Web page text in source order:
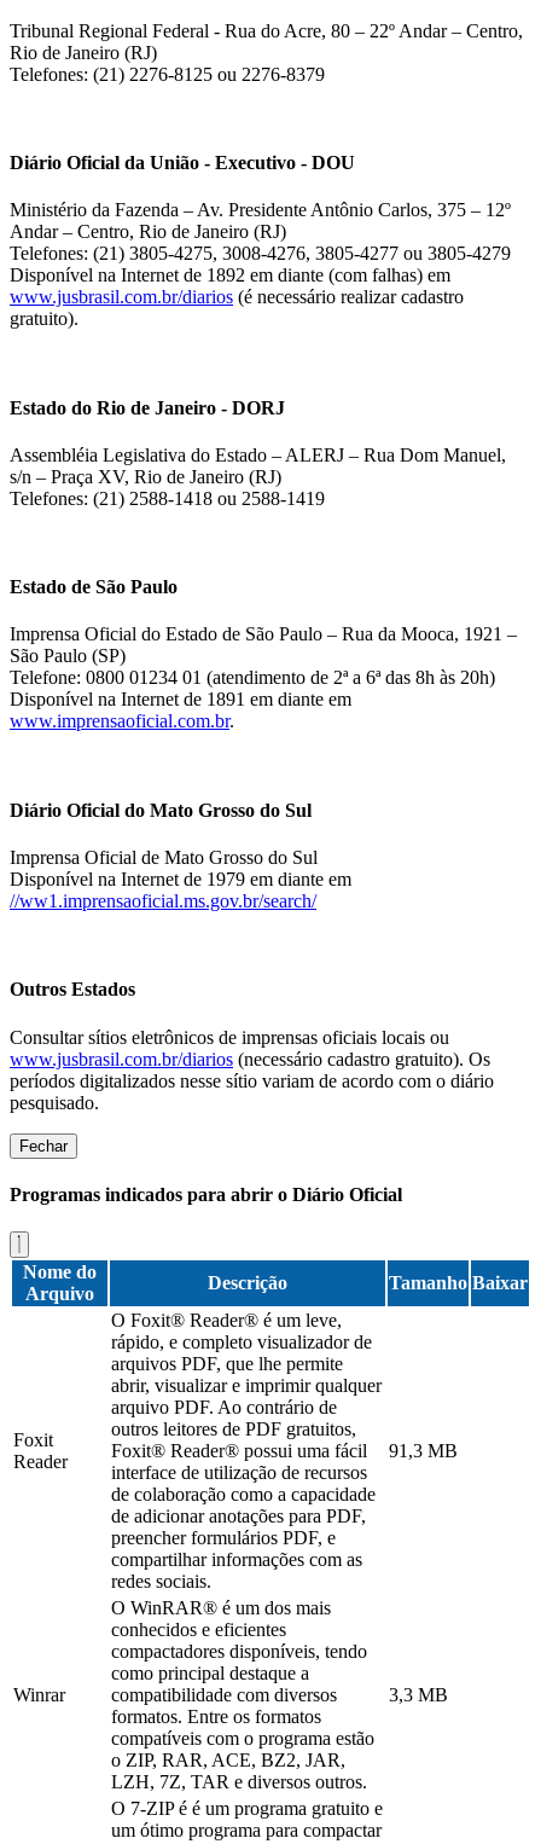
Tribunal Regional Federal - Rua do Acre, 80 – 22º Andar – Centro,
Rio de Janeiro (RJ)
Telefones: (21) 2276-8125 ou 2276-8379
Diário Oficial da União - Executivo - DOU
Ministério da Fazenda – Av. Presidente Antônio Carlos, 375 – 12º
Andar – Centro, Rio de Janeiro (RJ)
Telefones: (21) 3805-4275, 3008-4276, 3805-4277 ou 3805-4279
Disponível na Internet de 1892 em diante (com falhas) em
www.jusbrasil.com.br/diarios (é necessário realizar cadastro
gratuito).
Estado do Rio de Janeiro - DORJ
Assembléia Legislativa do Estado – ALERJ – Rua Dom Manuel,
s/n – Praça XV, Rio de Janeiro (RJ)
Telefones: (21) 2588-1418 ou 2588-1419
Estado de São Paulo
Imprensa Oficial do Estado de São Paulo – Rua da Mooca, 1921 –
São Paulo (SP)
Telefone: 0800 01234 01 (atendimento de 2ª a 6ª das 8h às 20h)
Disponível na Internet de 1891 em diante em
www.imprensaoficial.com.br.
Diário Oficial do Mato Grosso do Sul
Imprensa Oficial de Mato Grosso do Sul
Disponível na Internet de 1979 em diante em
//ww1.imprensaoficial.ms.gov.br/search/
Outros Estados
Consultar sítios eletrônicos de imprensas oficiais locais ou
www.jusbrasil.com.br/diarios (necessário cadastro gratuito). Os
períodos digitalizados nesse sítio variam de acordo com o diário
pesquisado.
Fechar
Programas indicados para abrir o Diário Oficial
Nome do
Arquivo
Descrição Tamanho Baixar
Foxit
Reader
O Foxit® Reader® é um leve,
rápido, e completo visualizador de
arquivos PDF, que lhe permite
abrir, visualizar e imprimir qualquer
arquivo PDF. Ao contrário de
outros leitores de PDF gratuitos,
Foxit® Reader® possui uma fácil
interface de utilização de recursos
de colaboração como a capacidade
de adicionar anotações para PDF,
preencher formulários PDF, e
compartilhar informações com as
redes sociais.
91,3 MB
Winrar
O WinRAR® é um dos mais
conhecidos e eficientes
compactadores disponíveis, tendo
como principal destaque a
compatibilidade com diversos
formatos. Entre os formatos
compatíveis com o programa estão
o ZIP, RAR, ACE, BZ2, JAR,
LZH, 7Z, TAR e diversos outros.
3,3 MB
O 7-ZIP é é um programa gratuito e
um ótimo programa para compactar